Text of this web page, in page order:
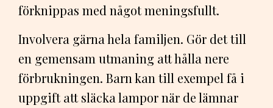
förknippas med något meningsfullt.
Involvera gärna hela familjen. Gör det till
en gemensam utmaning att hålla nere
förbrukningen. Barn kan till exempel få i
uppgift att släcka lampor när de lämnar